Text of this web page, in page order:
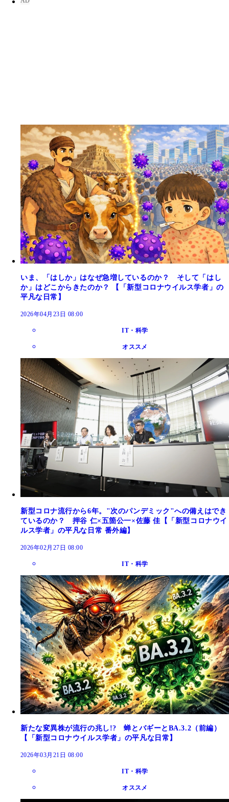
いま、「はしか」はなぜ急増しているのか？ そして「はし
か」はどこからきたのか？ 【「新型コロナウイルス学者」の
平凡な日常】
2026年04月23日 08:00
IT・科学
オススメ
新型コロナ流行から6年。"次のパンデミック"への備えはでき
ているのか？ 押谷 仁×五箇公一×佐藤 佳【「新型コロナウイ
ルス学者」の平凡な日常 番外編】
2026年02月27日 08:00
IT・科学
新たな変異株が流行の兆し!? 蝉とバギーとBA.3.2（前編）
【「新型コロナウイルス学者」の平凡な日常】
2026年03月21日 08:00
IT・科学
オススメ